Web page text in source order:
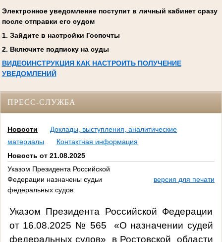
Электронное уведомление поступит в личный кабинет сразу
после отправки его судом
1. Зайдите в настройки Госпочты
2. Включите подписку на суды
ВИДЕОИНСТРУКЦИЯ КАК НАСТРОИТЬ ПОЛУЧЕНИЕ
УВЕДОМЛЕНИЙ
ПРЕСС-СЛУЖБА
Новости
Доклады, выступления, аналитические
материалы
Контактная информация
Новость от 21.08.2025
Указом Президента Российской
Федерации назначены судьи
федеральных судов
версия для печати
Указом Президента Российской Федерации
от 16.08.2025 № 565 «О назначении судей
федеральных судов» в Ростовской области